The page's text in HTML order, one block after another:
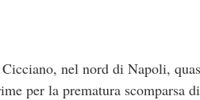
nel nord di Napoli,
per la prematura scomparsa